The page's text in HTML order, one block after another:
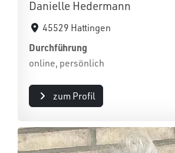
Danielle Hedermann
45529 Hattingen
Durchführung
online, persönlich
zum Profil